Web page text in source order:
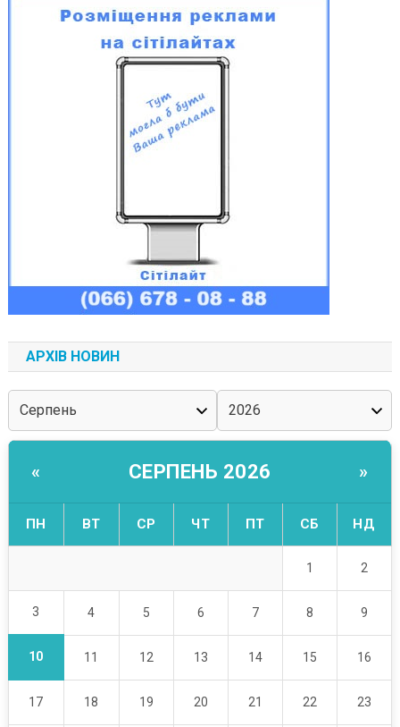
АРХІВ НОВИН
« СЕРПЕНЬ 2026 »
ПН ВТ СР ЧТ ПТ СБ НД
1 2
3 4 5 6 7 8 9
10 11 12 13 14 15 16
17 18 19 20 21 22 23